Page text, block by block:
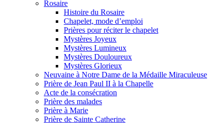
Rosaire
Histoire du Rosaire
Chapelet, mode d’emploi
Prières pour réciter le chapelet
Mystères Joyeux
Mystères Lumineux
Mystères Douloureux
Mystères Glorieux
Neuvaine à Notre Dame de la Médaille Miraculeuse
Prière de Jean Paul II à la Chapelle
Acte de la consécration
Prière des malades
Prière à Marie
Prière de Sainte Catherine